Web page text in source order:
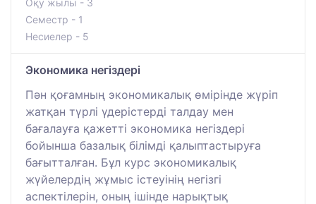
Семестр - 1
Несиелер - 5
Экономика негіздері
Пән қоғамның экономикалық өмірінде жүріп
жатқан түрлі үдерістерді талдау мен
бағалауға қажетті экономика негіздері
бойынша базалық білімді қалыптастыруға
бағытталған. Бұл курс экономикалық
жүйелердің жұмыс істеуінің негізгі
аспектілерін, оның ішінде нарықтық